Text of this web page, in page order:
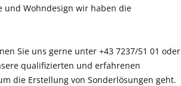
und Wohndesign wir haben die
Sie uns gerne unter +43 7237/51 01 oder
qualifizierten und erfahrenen
die Erstellung von Sonderlösungen geht.